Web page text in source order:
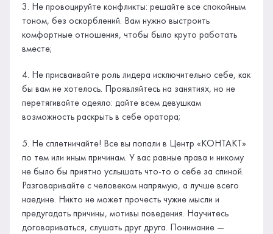
3. Не провоцируйте конфликты: решайте все спокойным
тоном, без оскорблений. Вам нужно выстроить
комфортные отношения, чтобы было круто работать
вместе;
4. Не присваивайте роль лидера исключительно себе, как
бы вам не хотелось. Проявляйтесь на занятиях, но не
перетягивайте одеяло: дайте всем девушкам
возможность раскрыть в себе оратора;
5. Не сплетничайте! Все вы попали в Центр «КОНТАКТ»
по тем или иным причинам. У вас равные права и никому
не было бы приятно услышать что-то о себе за спиной.
Разговаривайте с человеком напрямую, а лучше всего
наедине. Никто не может прочесть чужие мысли и
предугадать причины, мотивы поведения. Научитесь
договариваться, слушать друг друга. Понимание —